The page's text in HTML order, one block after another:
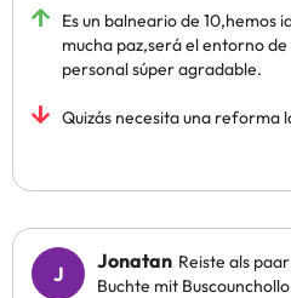
Es un balneario de 10,hemos
mucha paz,será el entorno
personal súper agradable.
Quizás necesita una reforma
Jonatan Reiste als paar
Buchte mit